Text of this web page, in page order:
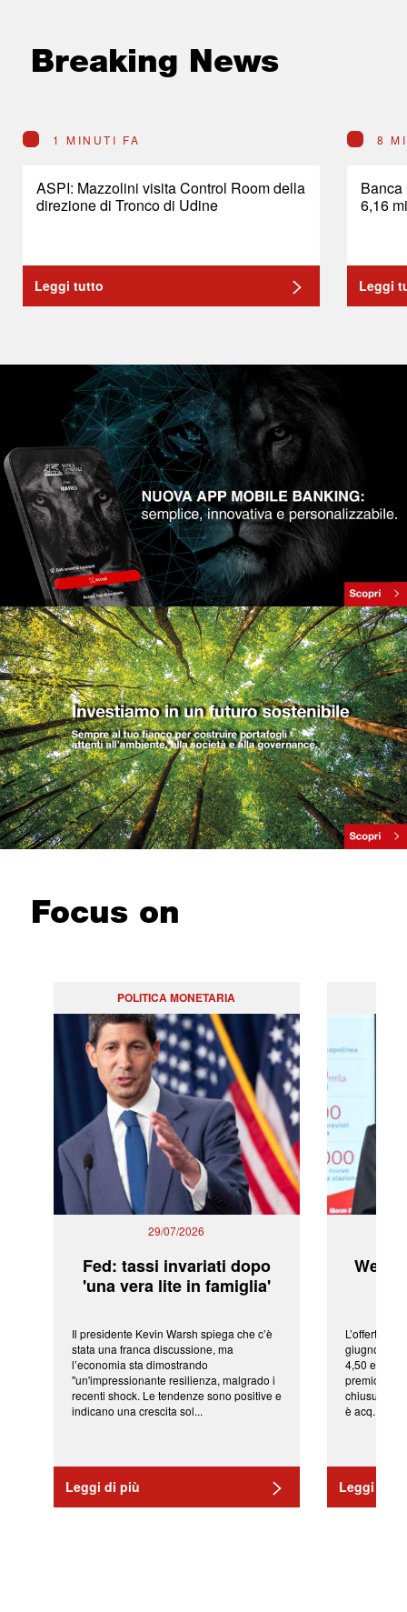
Breaking News
1 MINUTI FA
ASPI: Mazzolini visita Control Room della
direzione di Tronco di Udine
Leggi tutto
8
6,16
Leggi
Focus on
POLITICA MONETARIA
29/07/2026
Fed: tassi invariati dopo
'una vera lite in famiglia'
Il presidente Kevin Warsh spiega che c’è
stata una franca discussione, ma
l’economia sta dimostrando
"un'impressionante resilienza, malgrado i
recenti shock. Le tendenze sono positive e
indicano una crescita sol...
Leggi di più
L’offerta
giugno da
4,50 euro
premio di
chiusura
è acq...
Leggi di